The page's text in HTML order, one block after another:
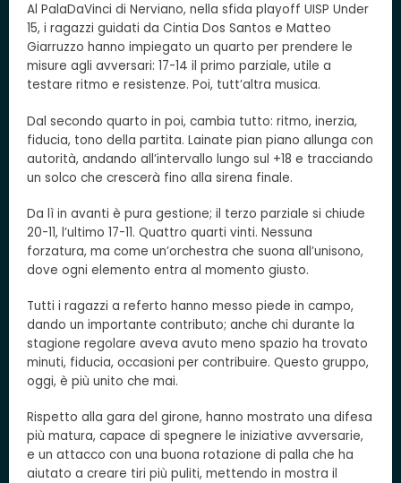
Al PalaDaVinci di Nerviano, nella sfida playoff UISP Under
15, i ragazzi guidati da Cintia Dos Santos e Matteo
Giarruzzo hanno impiegato un quarto per prendere le
misure agli avversari: 17-14 il primo parziale, utile a
testare ritmo e resistenze. Poi, tutt’altra musica.
Dal secondo quarto in poi, cambia tutto: ritmo, inerzia,
fiducia, tono della partita. Lainate pian piano allunga con
autorità, andando all’intervallo lungo sul +18 e tracciando
un solco che crescerà fino alla sirena finale.
Da lì in avanti è pura gestione; il terzo parziale si chiude
20-11, l’ultimo 17-11. Quattro quarti vinti. Nessuna
forzatura, ma come un’orchestra che suona all’unisono,
dove ogni elemento entra al momento giusto.
Tutti i ragazzi a referto hanno messo piede in campo,
dando un importante contributo; anche chi durante la
stagione regolare aveva avuto meno spazio ha trovato
minuti, fiducia, occasioni per contribuire. Questo gruppo,
oggi, è più unito che mai.
Rispetto alla gara del girone, hanno mostrato una difesa
più matura, capace di spegnere le iniziative avversarie,
e un attacco con una buona rotazione di palla che ha
aiutato a creare tiri più puliti, mettendo in mostra il